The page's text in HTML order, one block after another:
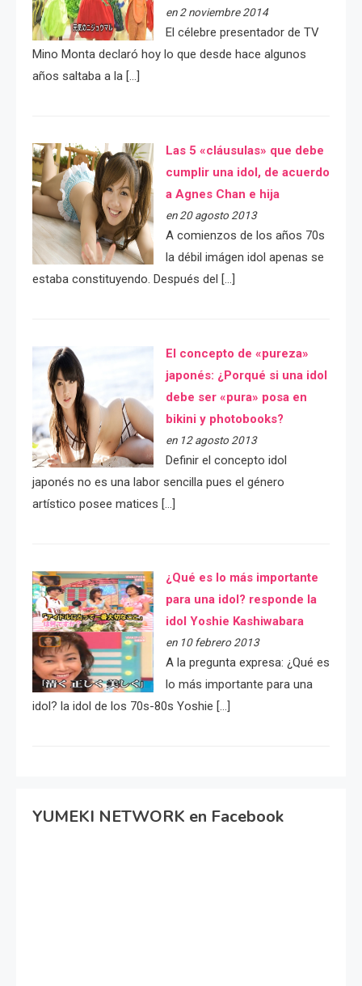
en 2 noviembre 2014
El célebre presentador de TV
Mino Monta declaró hoy lo que desde hace algunos
años saltaba a la […]
Las 5 «cláusulas» que debe
cumplir una idol, de acuerdo
a Agnes Chan e hija
en 20 agosto 2013
A comienzos de los años 70s
la débil imágen idol apenas se
estaba constituyendo. Después del […]
El concepto de «pureza»
japonés: ¿Porqué si una idol
debe ser «pura» posa en
bikini y photobooks?
en 12 agosto 2013
Definir el concepto idol
japonés no es una labor sencilla pues el género
artístico posee matices […]
¿Qué es lo más importante
para una idol? responde la
idol Yoshie Kashiwabara
en 10 febrero 2013
A la pregunta expresa: ¿Qué es
lo más importante para una
idol? la idol de los 70s-80s Yoshie […]
YUMEKI NETWORK en Facebook